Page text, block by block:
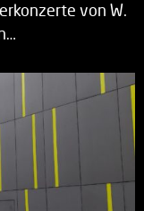
von W.